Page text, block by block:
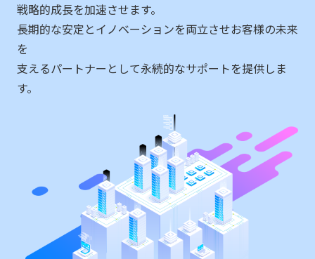
戦略的成長を加速させます。
長期的な安定とイノベーションを両立させお客様の未来
を
支えるパートナーとして永続的なサポートを提供しま
す。